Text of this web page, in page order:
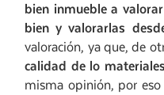
bien inmueble a
bien y valorarlas
valoración, ya que, de
calidad de lo materiales
misma opinión, por eso